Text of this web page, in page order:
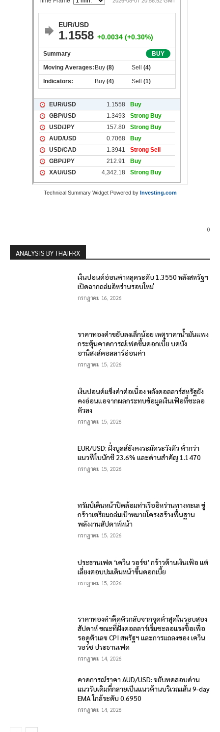
Technical Summary Widget Powered by Investing.com
0
ANALYSIS BY THAIFRX
เงินปอนด์อ่อนค่าหลุดระดับ 1.3550 หลังสหรัฐฯ
เปิดฉากถล่มอิหร่านรอบใหม่
กรกฎาคม 16, 2026
ราคาทองคำขยับลงเล็กน้อย เหตุราคาน้ำมันแพง
กระตุ้นคาดการณ์เฟดขึ้นดอกเบี้ย บดบัง
อานิสงส์ดอลลาร์อ่อนค่า
กรกฎาคม 15, 2026
เงินปอนด์แข็งค่าต่อเนื่อง หลังดอลลาร์สหรัฐยัง
คงอ่อนแอจากผลกระทบข้อมูลเงินเฟ้อที่ชะลอ
ตัวลง
กรกฎาคม 15, 2026
EUR/USD: ฝั่งบูลส์ยังคงระมัดระวังตัว ต่ำกว่า
แนวฟีโบนักชี 23.6% และด่านสำคัญ 1.1470
กรกฎาคม 15, 2026
ทรัมป์เดินหน้าปิดล้อมท่าเรืออิหร่านทางทะเล ขู่
กร้าวเตรียมถล่มเป้าหมายโครงสร้างพื้นฐาน
พลังงานสัปดาห์หน้า
กรกฎาคม 15, 2026
ประธานเฟด ‘เควิน วอร์ช’ กร้าวต้านเงินเฟ้อ แต่
เลี่ยงตอบปมเดินหน้าขึ้นดอกเบี้ย
กรกฎาคม 15, 2026
ราคาทองคำดีดตัวกลับจากจุดต่ำสุดในรอบสอง
สัปดาห์ ขณะที่ฝั่งดอลลาร์เริ่มชะลอแรงซื้อเพื่อ
รอดูตัวเลข CPI สหรัฐฯ และการแถลงของ เควิน
วอร์ช ประธานเฟด
กรกฎาคม 14, 2026
คาดการณ์ราคา AUD/USD: ขยับทดสอบด่าน
แนวรับเดิมที่กลายเป็นแนวต้านบริเวณเส้น 9-day
EMA ใกล้ระดับ 0.6950
กรกฎาคม 14, 2026